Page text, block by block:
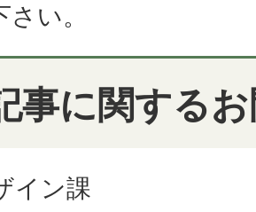
い。
事に関する
イン課